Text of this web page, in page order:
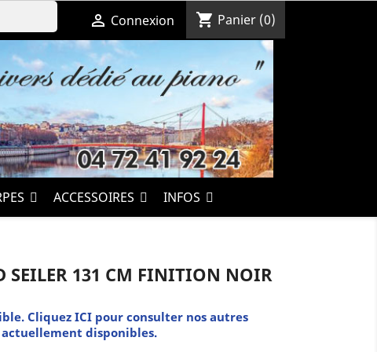
 Connexion shopping_cart Panier (0)
ACCESSOIRES INFOS
SEILER 131 CM FINITION NOIR
Cliquez ICI pour consulter nos autres
disponibles.